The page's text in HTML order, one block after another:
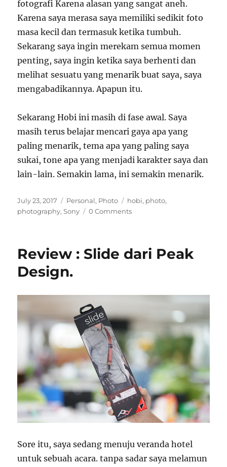
fotografi Karena alasan yang sangat aneh.
Karena saya merasa saya memiliki sedikit foto
masa kecil dan termasuk ketika tumbuh.
Sekarang saya ingin merekam semua momen
penting, saya ingin ketika saya berhenti dan
melihat sesuatu yang menarik buat saya, saya
mengabadikannya. Apapun itu.
Sekarang Hobi ini masih di fase awal. Saya
masih terus belajar mencari gaya apa yang
paling menarik, tema apa yang paling saya
sukai, tone apa yang menjadi karakter saya dan
lain-lain. Semakin lama, ini semakin menarik.
Posted
on
July 23, 2017 Categories
Personal, Photo Tags
hobi, photo,
photography,Sony 0 Comments
Review : Slide dari Peak
Design.
Sore itu, saya sedang menuju veranda hotel
untuk sebuah acara. tanpa sadar saya melamun